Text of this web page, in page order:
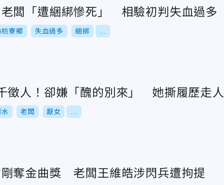
闆「遭綑綁慘死」 相驗初判失血過多
枋寮鄉 失血過多 綑綁
徵人！卻嫌「醜的別來」 她撕履歷走人
水 老闆 厭女
剛奪金曲獎 老闆王維皓涉閃兵遭拘提